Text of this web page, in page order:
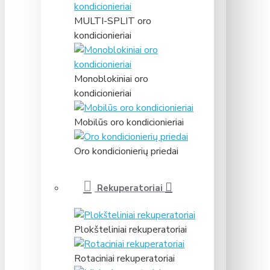
MULTI-SPLIT oro
kondicionieriai
Monoblokiniai oro
kondicionieriai
Mobilūs oro kondicionieriai
Oro kondicionierių priedai
Rekuperatoriai
Plokšteliniai rekuperatoriai
Rotaciniai rekuperatoriai